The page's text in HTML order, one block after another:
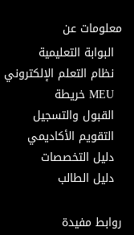
معلومات عن
البوابة التعليمية
نظام التعلم الإلكتروني
MEU خريطة
القبول والتسجيل
التقويم الأكاديمي
دليل التخصصات
دليل الطالب
روابط مفيدة